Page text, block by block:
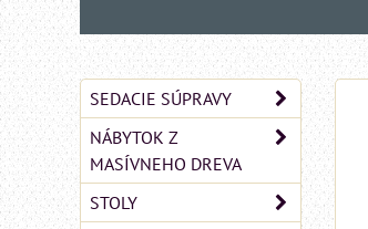
SEDACIE SÚPRAVY
NÁBYTOK Z
MASÍVNEHO DREVA
STOLY